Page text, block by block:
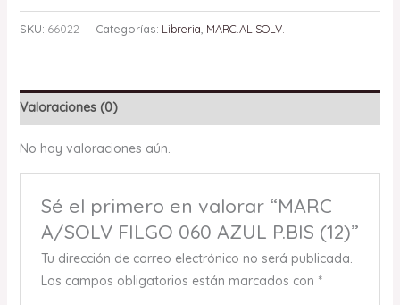
SKU: 66022 Categorías: Libreria MARC.AL SOLV.
Valoraciones (0)
No hay valoraciones aún.
Sé el primero en valorar “MARC
A/SOLV FILGO 060 AZUL P.BIS (12)”
Tu dirección de correo electrónico no será publicada.
Los campos obligatorios están marcados con *